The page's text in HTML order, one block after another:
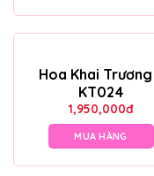
Hoa Khai Trương
KT024
1,950,000đ
MUA HÀNG